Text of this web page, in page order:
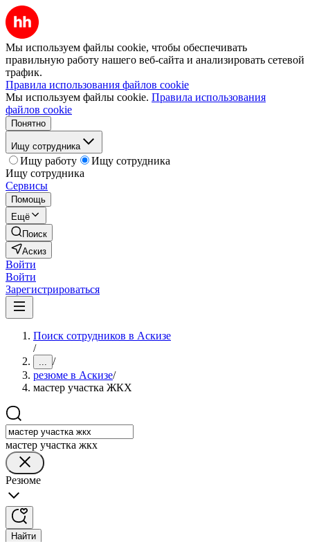
Мы используем файлы cookie, чтобы обеспечивать
правильную работу нашего веб-сайта и анализировать сетевой
трафик.
Правила использования файлов cookie
Мы используем файлы cookie. Правила использования
файлов cookie
Понятно
Ищу сотрудника
Ищу работу
Ищу сотрудника
Ищу сотрудника
Сервисы
Помощь
Ещё
Поиск
Аскиз
Войти
Войти
Зарегистрироваться
Поиск сотрудников в Аскизе
/
... /
резюме в Аскизе/
мастер участка ЖКХ
мастер участка жкх
Резюме
Найти